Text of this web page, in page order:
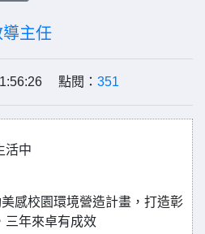
導主任
點閱： 351
活中
感校園環境營造計畫，打造彰
三年來卓有成效